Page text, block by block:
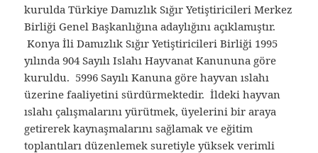
kurulda Türkiye Damızlık Sığır Yetiştiricileri Merkez
Birliği Genel Başkanlığına adaylığını açıklamıştır.
Konya İli Damızlık Sığır Yetiştiricileri Birliği 1995
yılında 904 Sayılı Islahı Hayvanat Kanununa göre
kuruldu. 5996 Sayılı Kanuna göre hayvan ıslahı
üzerine faaliyetini sürdürmektedir. İldeki hayvan
ıslahı çalışmalarını yürütmek, üyelerini bir araya
getirerek kaynaşmalarını sağlamak ve eğitim
toplantıları düzenlemek suretiyle yüksek verimli